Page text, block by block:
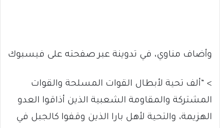
وأضاف مناوي، في تدوينة عبر صفحته على فيسبوك
> “ألف تحية لأبطال القوات المسلحة والقوات
المشتركة والمقاومة الشعبية الذين أذاقوا العدو
الهزيمة، والتحية لأهل بارا الذين وقفوا كالجبل في